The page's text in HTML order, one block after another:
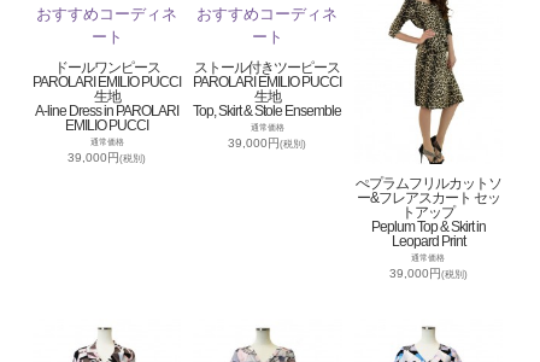
ドールワンピース
PAROLARI EMILIO PUCCI
生地
A-line Dress in PAROLARI
EMILIO PUCCI
通常価格
39,000円(税別)
ストール付きツーピース
PAROLARI EMILIO PUCCI
生地
Top, Skirt & Stole Ensemble
通常価格
39,000円(税別)
ぺプラムフリルカットソ
ー&フレアスカート セッ
トアップ
Peplum Top & Skirt in
Leopard Print
通常価格
39,000円 (税別)